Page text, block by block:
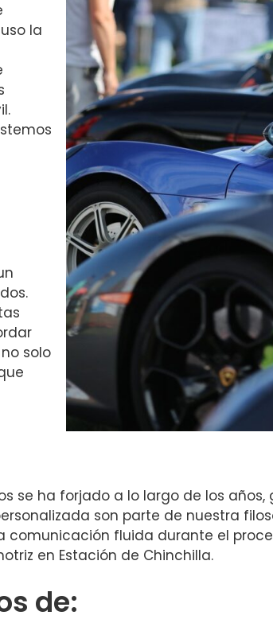
la
solo
se ha forjado a lo largo de los
son parte de nuestra
fluida durante el
en Estación de Chinchilla.
de: